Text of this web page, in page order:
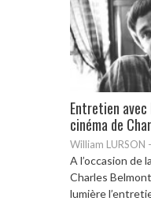
Entretien
cinéma de
William LURSON -
A l’occasion de
Charles
lumière